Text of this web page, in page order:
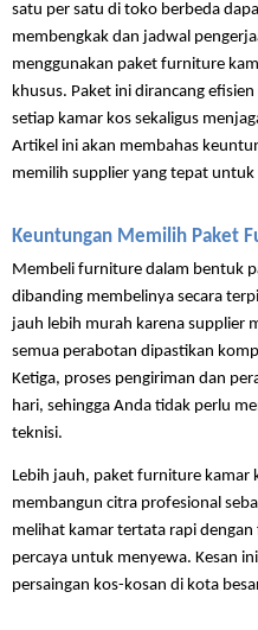
satu per satu di toko berbeda
membengkak dan jadwal
menggunakan paket furniture
khusus. Paket ini dirancang
setiap kamar kos sekaligus
Artikel ini akan membahas
memilih supplier yang tepat untuk
Keuntungan Memilih Paket
Membeli furniture dalam bentuk
dibanding membelinya secara
jauh lebih murah karena supplier
semua perabotan dipastikan
Ketiga, proses pengiriman dan
hari, sehingga Anda tidak perlu
teknisi.
Lebih jauh, paket furniture kamar
membangun citra profesional
melihat kamar tertata rapi
percaya untuk menyewa. Kesan
persaingan kos-kosan di kota